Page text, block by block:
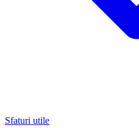
Sfaturi utile